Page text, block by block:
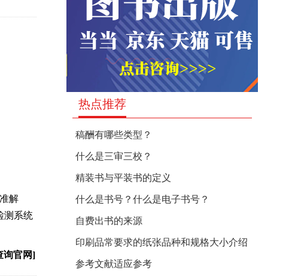
解
测系统
询官网]
热点推荐
稿酬有哪些类型？
什么是三审三校？
精装书与平装书的定义
什么是书号？什么是电子书号？
自费出书的来源
印刷品常要求的纸张品种和规格大小介绍
参考文献适应参考